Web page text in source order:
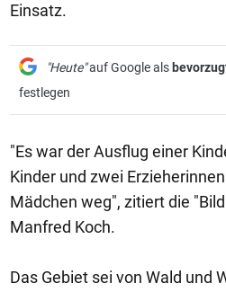
Einsatz.
"Heute"auf Google als
festlegen
"Es war der Ausflug einer
Kinder und zwei
Mädchen weg", zitiert die
Manfred Koch.
Das Gebiet sei von Wald und